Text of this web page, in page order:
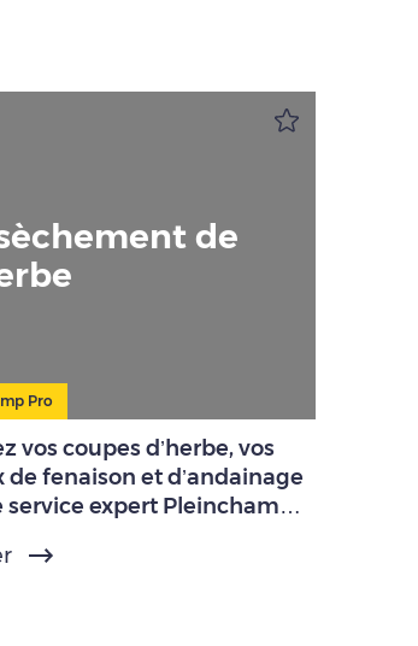
de
Pro
vos coupes d’herbe, vos
de fenaison et d’andainage
service expert Pleinchamp